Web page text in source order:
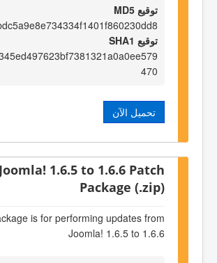
توقيع MD5
توقيع SHA1
470
تحميل الآن
Joomla! 1.6.5 to 1.6.6 Patch
Package (.zip)
is for performing updates from
Joomla! 1.6.5 to 1.6.6